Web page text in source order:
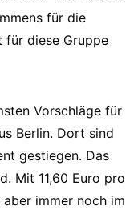
für die
für diese Gruppe
Vorschläge für
Berlin. Dort sind
gestiegen. Das
Mit 11,60 Euro pro
immer noch im